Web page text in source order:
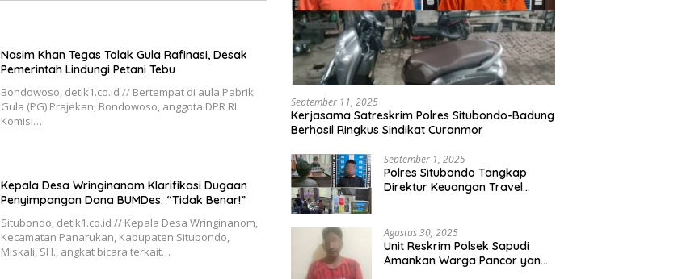
Nasim Khan Tegas Tolak Gula Rafinasi, Desak
Pemerintah Lindungi Petani Tebu
Bondowoso, detik1.co.id // Bertempat di aula Pabrik
Gula (PG) Prajekan, Bondowoso, anggota DPR RI
Komisi…
Kepala Desa Wringinanom Klarifikasi Dugaan
Penyimpangan Dana BUMDes: “Tidak Benar!”
Situbondo, detik1.co.id // Kepala Desa Wringinanom,
Kecamatan Panarukan, Kabupaten Situbondo,
Miskali, SH., angkat bicara terkait…
September 11, 2025
Kerjasama Satreskrim Polres Situbondo-Badung
Berhasil Ringkus Sindikat Curanmor
September 1, 2025
Polres Situbondo Tangkap
Direktur Keuangan Travel
Agustus 30, 2025
Unit Reskrim Polsek Sapudi
Amankan Warga Pancor yang